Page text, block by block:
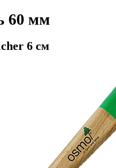
60 мм
6 см